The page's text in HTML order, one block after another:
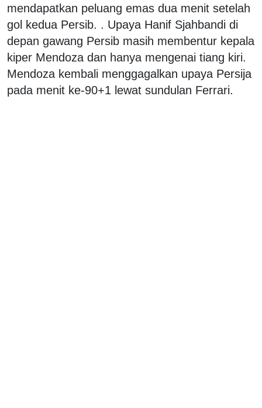
mendapatkan peluang emas dua menit setelah
gol kedua Persib. . Upaya Hanif Sjahbandi di
depan gawang Persib masih membentur kepala
kiper Mendoza dan hanya mengenai tiang kiri.
Mendoza kembali menggagalkan upaya Persija
pada menit ke-90+1 lewat sundulan Ferrari.